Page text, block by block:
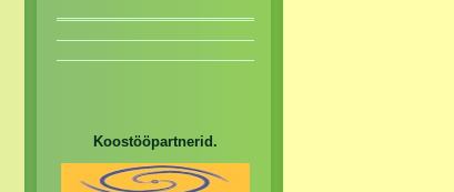
Koostööpartnerid.